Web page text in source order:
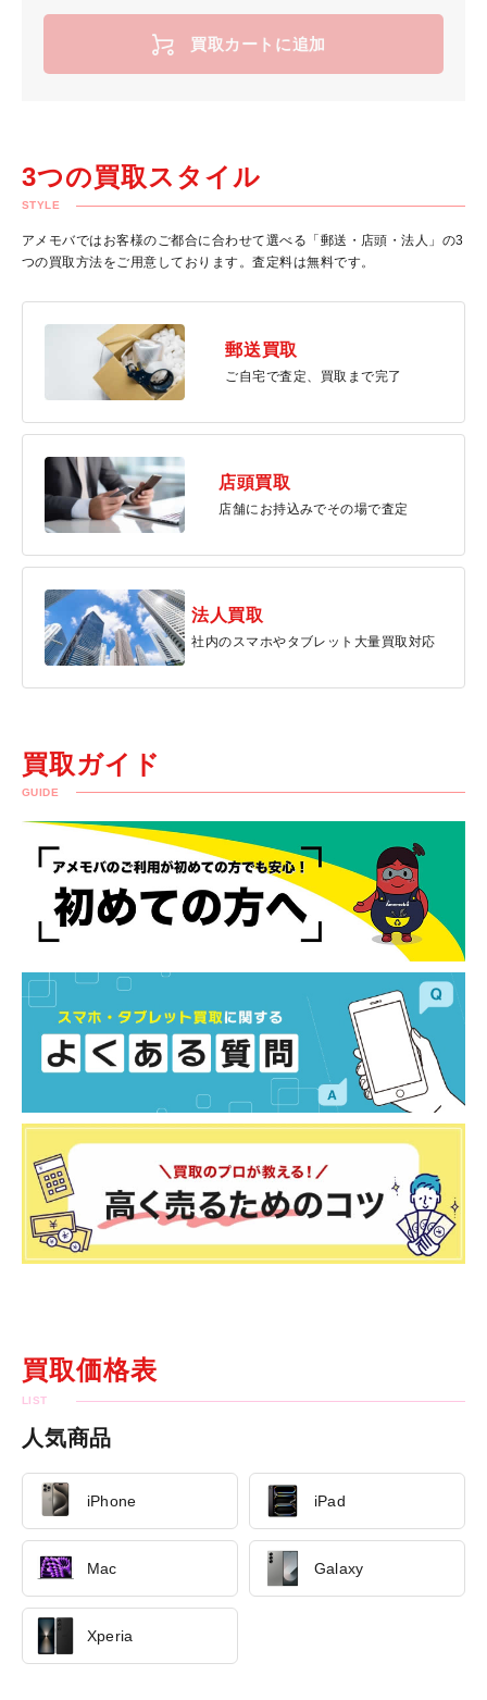
買取カートに追加
3つの買取スタイル
STYLE
アメモバではお客様のご都合に合わせて選べる「郵送・店頭・法人」の3
つの買取方法をご用意しております。査定料は無料です。
郵送買取
ご自宅で査定、買取まで完了
店頭買取
店舗にお持込みでその場で査定
法人買取
社内のスマホやタブレット大量買取対応
買取ガイド
GUIDE
買取価格表
人気商品
iPhone iPad
Mac Galaxy
Xperia